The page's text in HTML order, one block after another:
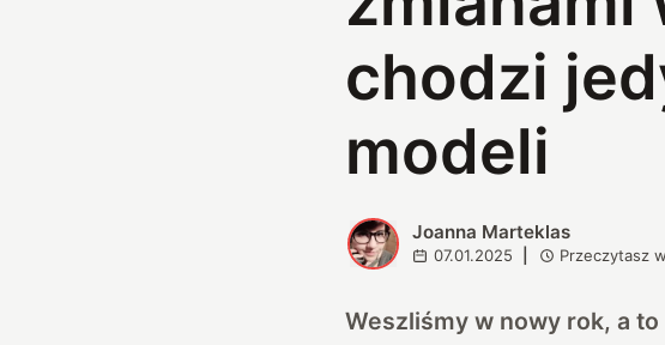
chodzi
modeli
J Joanna Marteklas
07.01.2025 Przeczytasz w
Weszliśmy w nowy rok, a